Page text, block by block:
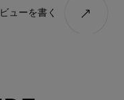
ューを書く